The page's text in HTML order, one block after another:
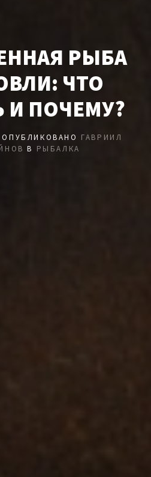
РЫБА
ЧТО
И ПОЧЕМУ?
ОПУБЛИКОВАНО ГАВРИИЛ
В РЫБАЛКА